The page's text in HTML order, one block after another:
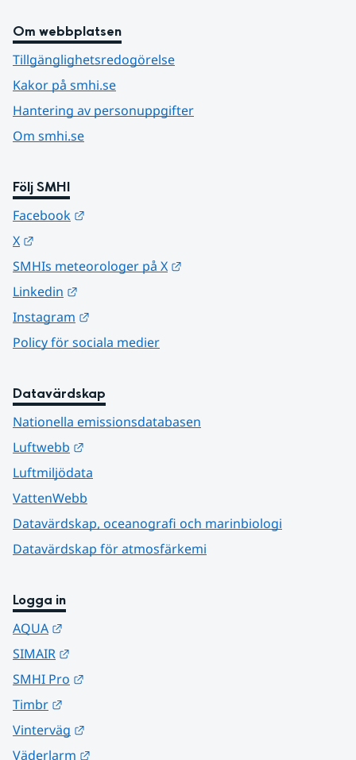
Om webbplatsen
Tillgänglighetsredogörelse
Kakor på smhi.se
Hantering av personuppgifter
Om smhi.se
Följ SMHI
Facebook
X
SMHIs meteorologer på X
Linkedin
Instagram
Policy för sociala medier
Datavärdskap
Nationella emissionsdatabasen
Luftwebb
Luftmiljödata
VattenWebb
Datavärdskap, oceanografi och marinbiologi
Datavärdskap för atmosfärkemi
Logga in
AQUA
SIMAIR
SMHI Pro
Timbr
Vinterväg
Väderlarm